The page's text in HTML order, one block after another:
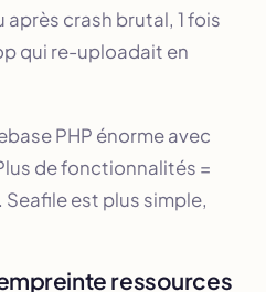
crash brutal, 1 fois
qui re-uploadait en
PHP énorme avec
de fonctionnalités =
est plus simple,
ressources